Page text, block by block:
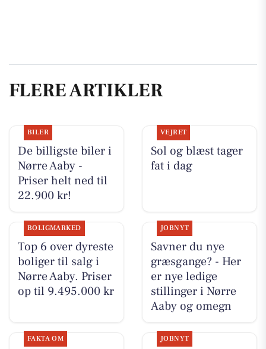
FLERE ARTIKLER
BILER
De billigste biler i
Nørre Aaby -
Priser helt ned til
22.900 kr!
VEJRET
Sol og blæst tager
fat i dag
BOLIGMARKED
Top 6 over dyreste
boliger til salg i
Nørre Aaby. Priser
op til 9.495.000 kr
JOBNYT
Savner du nye
græsgange? - Her
er nye ledige
stillinger i Nørre
Aaby og omegn
FAKTA OM JOBNYT